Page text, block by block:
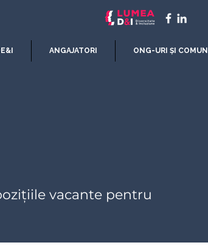
ANGAJATORI ONG-URI ȘI
vacante pentru